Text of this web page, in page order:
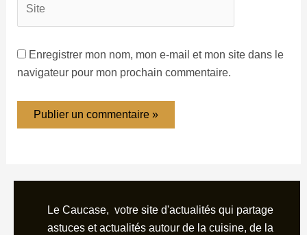
Enregistrer mon nom, mon e-mail et mon site dans le
navigateur pour mon prochain commentaire.
Le Caucase, votre site d'actualités qui partage
astuces et actualités autour de la cuisine, de la